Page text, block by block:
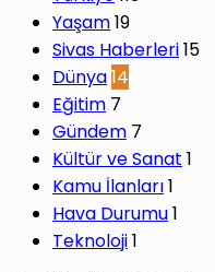
Yaşam19
Sivas Haberleri15
Dünya14
Eğitim 7
Gündem 7
Kültür ve Sanat 1
Kamu İlanları1
Hava Durumu1
Teknoloji1